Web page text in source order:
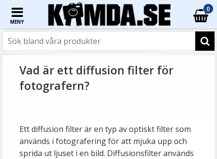
MENY
0
Vad är ett diffusion filter för
fotografern?
Ett diffusion filter är en typ av optiskt filter som
används i fotografering för att mjuka upp och
sprida ut ljuset i en bild. Diffusionsfilter används